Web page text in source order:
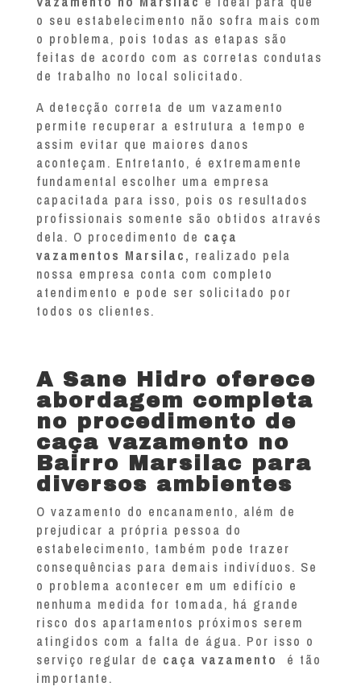
o seu estabelecimento não sofra mais com
o problema, pois todas as etapas são
feitas de acordo com as corretas condutas
de trabalho no local solicitado.
A detecção correta de um vazamento
permite recuperar a estrutura a tempo e
assim evitar que maiores danos
aconteçam. Entretanto, é extremamente
fundamental escolher uma empresa
capacitada para isso, pois os resultados
profissionais somente são obtidos através
dela. O procedimento de caça
vazamentos Marsilac, realizado pela
nossa empresa conta com completo
atendimento e pode ser solicitado por
todos os clientes.
A Sane Hidro oferece
abordagem completa
no procedimento de
caça vazamento no
Bairro Marsilac para
diversos ambientes
O vazamento do encanamento, além de
prejudicar a própria pessoa do
estabelecimento, também pode trazer
consequências para demais indivíduos. Se
o problema acontecer em um edifício e
nenhuma medida for tomada, há grande
risco dos apartamentos próximos serem
atingidos com a falta de água. Por isso o
serviço regular de caça vazamento
é tão
importante.